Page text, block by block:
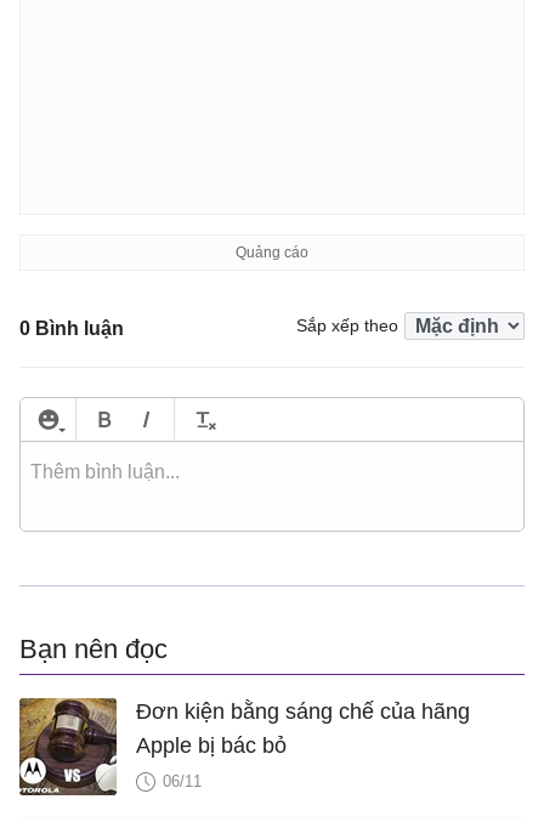
0 Bình luận Sắp xếp theo
Bạn nên đọc
Đơn kiện bằng sáng chế của hãng
Apple bị bác bỏ
06/11